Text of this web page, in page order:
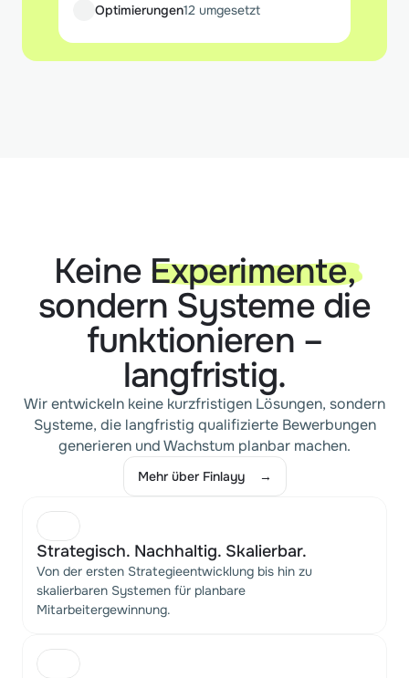
Optimierungen12 umgesetzt
Keine Experimente,
sondern Systeme die
funktionieren –
langfristig.
Wir entwickeln keine kurzfristigen Lösungen, sondern
Systeme, die langfristig qualifizierte Bewerbungen
generieren und Wachstum planbar machen.
Mehr über Finlayy    →
Mehr über Finlayy    →
Strategisch. Nachhaltig. Skalierbar.
Von der ersten Strategieentwicklung bis hin zu
skalierbaren Systemen für planbare
Mitarbeitergewinnung.